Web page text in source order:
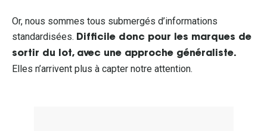
Or, nous sommes tous submergés d’informations
standardisées. Difficile donc pour les marques de
sortir du lot, avec une approche généraliste.
Elles n’arrivent plus à capter notre attention.